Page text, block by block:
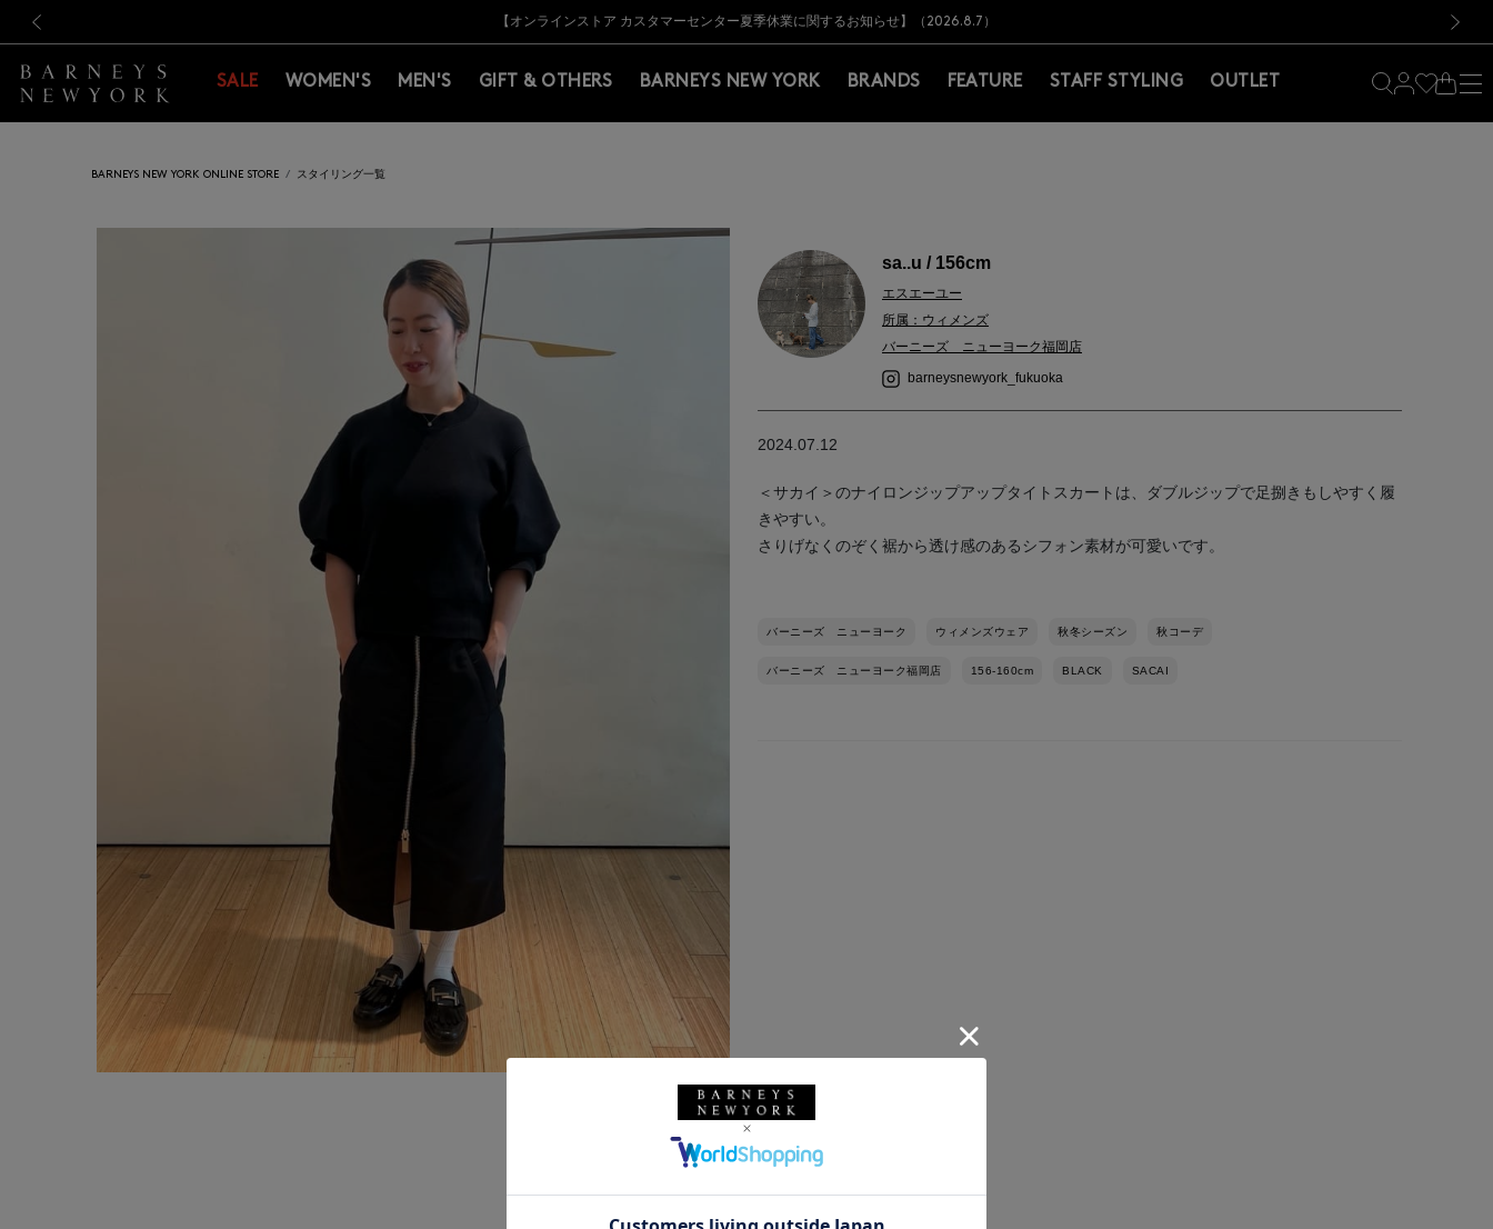
新規登録のお客様も対象！＜MY BARNEYS＞会員のお客様は11,000円（税込）以上のお買上げで常時送料無料！お買い物の際は会員登録を！
【夏季休業に伴う出荷一時停止のお知らせ】(2026.8.7)
【オンラインストア カスタマーセンター夏季休業に関するお知らせ】（2026.8.7）
【夏季休業に伴う返品・交換承り一時停止のお知らせ】（2026.8.5）
熊本県を中心とした地震の影響によるお荷物のお届けについて
【開催中】SUMMER SALEのご案内・ご注意事項
新規登録のお客様も対象！＜MY BARNEYS＞会員のお客様は11,000円（税込）以上のお買上げで常時送料無料！お買い物の際は会員登録を！
【夏季休業に伴う出荷一時停止のお知らせ】(2026.8.7)
SALE WOMEN'S MEN'S GIFT & OTHERS BARNEYS NEW YORK BRANDS FEATURE STAFF STYLING OUTLET
BARNEYS NEW YORK ONLINE STORE スタイリング一覧
sa..u / 156cm
エスエーユー
所属：ウィメンズ
バーニーズ ニューヨーク福岡店
barneysnewyork_fukuoka
2024.07.12
＜サカイ＞のナイロンジップアップタイトスカートは、ダブルジップで足捌きもしやすく履
きやすい。
さりげなくのぞく裾から透け感のあるシフォン素材が可愛いです。
バーニーズ ニューヨーク ウィメンズウェア 秋冬シーズン 秋コーデ
バーニーズ ニューヨーク福岡店 156-160cm BLACK SACAI
このスタッフの他のスタイリング